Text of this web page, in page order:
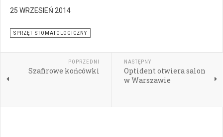
25 WRZESIEŃ 2014
SPRZĘT STOMATOLOGICZNY
POPRZEDNI
Szafirowe końcówki
NASTĘPNY
Optident otwiera salon
w Warszawie